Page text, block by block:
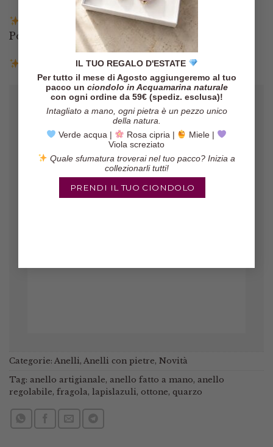
IL TUO REGALO D'ESTATE
Per tutto il mese di Agosto aggiungeremo al tuo
pacco un ciondolo in Acquamarina naturale
con ogni ordine da 59€ (spediz. esclusa)!
Intagliato a mano, ogni pietra è un pezzo unico
della natura.
Verde acqua |
Rosa cipria |
Miele |
Viola screziato
Quale sfumatura troverai nel tuo pacco? Inizia a
collezionarli tutti!
PRENDI IL TUO CIONDOLO
Pagamenti tramite Paypal, Carta di credito,
Postepay e Scalapay
Resi entro 14 giorni
Gli orecchini sono veramente belli,
Categorie: Anelli , Anelli con pietre, Novità
Tag: anello artigianale, anello fatto a mano, anello
regolabile, fragola , lapislazuli , ottone, quarzo